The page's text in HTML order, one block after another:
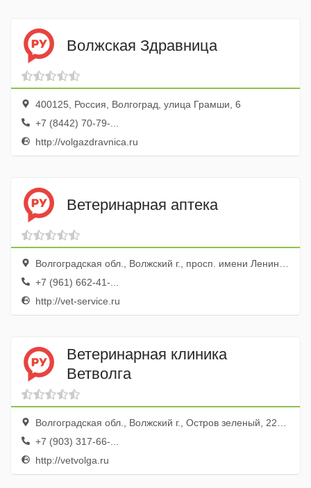
Волжская Здравница
400125, Россия, Волгоград, улица Грамши, 6
+7 (8442) 70-79-...
http://volgazdravnica.ru
Ветеринарная аптека
Волгоградская обл., Волжский г., просп. имени Ленина, 94ж
+7 (961) 662-41-...
http://vet-service.ru
Ветеринарная клиника
Ветволга
Волгоградская обл., Волжский г., Остров зеленый, 22-я линия, 2, СНТ Урожай
+7 (903) 317-66-...
http://vetvolga.ru